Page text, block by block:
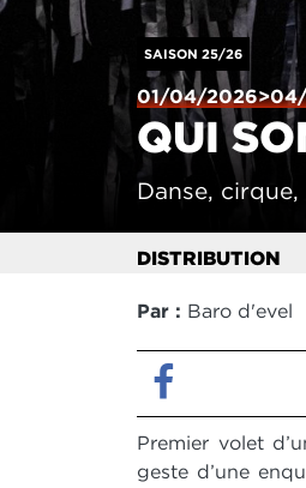
SAISON 25/26
01/04/
QUI
Danse,
DISTRIBUTION
Par : Baro d'evel
Premier volet
geste d’une